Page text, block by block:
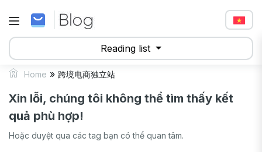
Reading list
Home » 跨境电商独立站
Xin lỗi, chúng tôi không thể tìm thấy kết
quả phù hợp!
Hoặc duyệt qua các tag bạn có thể quan tâm.